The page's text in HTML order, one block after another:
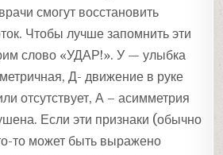
смогут восстановить
Чтобы лучше запомнить эти
слово «УДАР!». У — улыбка
Д- движение в руке
отсутствует, А – асимметрия
Если эти признаки (обычно
то может быть выражено